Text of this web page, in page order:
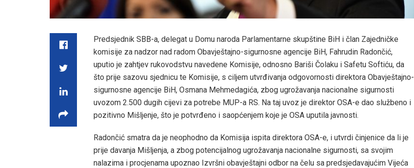
Predsjednik SBB-a, delegat u Domu naroda Parlamentarne skupštine BiH i član Zajedničke
komisije za nadzor nad radom Obavještajno-sigurnosne agencije BiH, Fahrudin Radončić,
uputio je zahtjev rukovodstvu navedene Komisije, odnosno Bariši Čolaku i Safetu Softiću, da
što prije sazovu sjednicu te Komisije, s ciljem utvrđivanja odgovornosti direktora Obavještajno-
sigurnosne agencije BiH, Osmana Mehmedagića, zbog ugrožavanja nacionalne sigurnosti
uvozom 2.500 dugih cijevi za potrebe MUP-a RS. Na taj uvoz je direktor OSA-e dao službeno i
pozitivno Mišljenje, što je potvrđeno i saopćenjem koje je OSA uputila javnosti.
Radončić smatra da je neophodno da Komisija ispita direktora OSA-e, i utvrdi činjenice da li je
prije davanja Mišljenja, a zbog potencijalnog ugrožavanja nacionalne sigurnosti, sa svojim
nalazima i procjenama upoznao Izvršni obavještajni odbor na čelu sa predsjedavajućim Vijeća